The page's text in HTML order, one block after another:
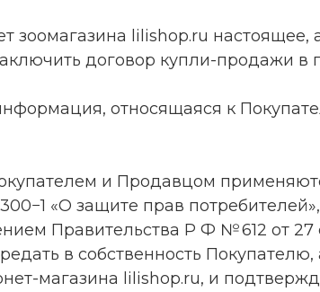
зоомагазина lilishop.ru
договор купли-продажи в
относящаяся к
и Продавцом
«О защите прав
Правительства Р Ф № 612 от
в собственность
магазина lilishop.ru, и